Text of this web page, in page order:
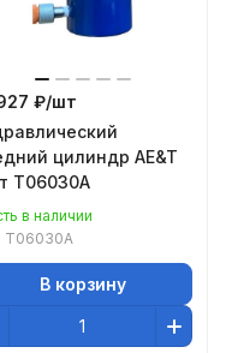
₽/шт
цилиндр AE&T
T06030A
в наличии
T06030A
В корзину